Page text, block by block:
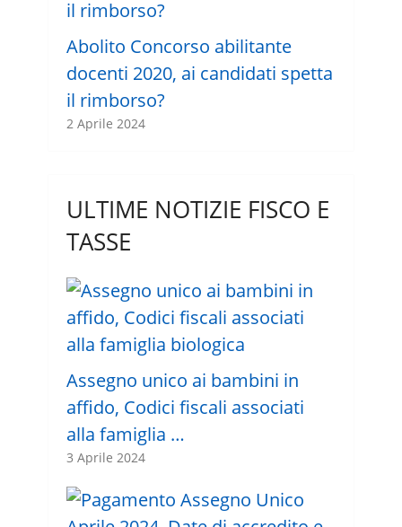
Abolito Concorso abilitante
docenti 2020, ai candidati spetta
il rimborso?
2 Aprile 2024
ULTIME NOTIZIE FISCO E
TASSE
Assegno unico ai bambini in
affido, Codici fiscali associati
alla famiglia …
3 Aprile 2024